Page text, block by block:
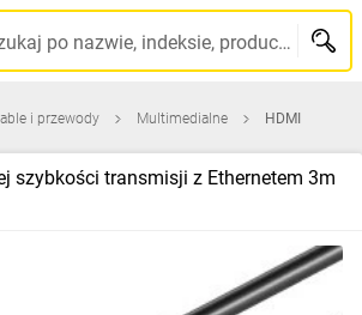
Szukaj po nazwie, indeksie, producencie, kodzie kreskowym...
i przewody Multimedialne HDMI
szybkości transmisji z Ethernetem 3m